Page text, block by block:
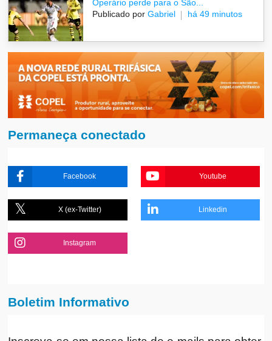
Operário perde para o São...
Publicado por Gabriel há 49 minutos
Permaneça conectado
Facebook Youtube
X (ex-Twitter) Linkedin
Instagram
Boletim Informativo